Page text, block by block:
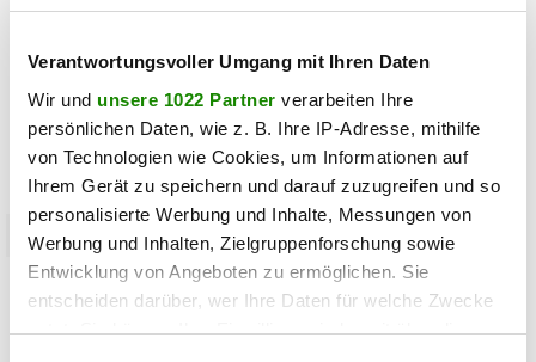
Verantwortungsvoller Umgang mit Ihren Daten
Wir und unsere 1022 Partner verarbeiten Ihre
persönlichen Daten, wie z. B. Ihre IP-Adresse, mithilfe
von Technologien wie Cookies, um Informationen auf
Ihrem Gerät zu speichern und darauf zuzugreifen und so
personalisierte Werbung und Inhalte, Messungen von
Werbung und Inhalten, Zielgruppenforschung sowie
Entwicklung von Angeboten zu ermöglichen. Sie
entscheiden darüber, wer Ihre Daten für welche Zwecke
nutzt. Sie können Ihre Einwilligung jederzeit über die
mediahouse
Impressum Weekend Online GmbH und
Offenlegung der Printausgaben Weekend
Magazin